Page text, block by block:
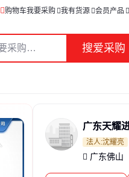
购物车我要采购 我有货源 会员产品
搜爱采购
法人:沈耀亮
广东佛山